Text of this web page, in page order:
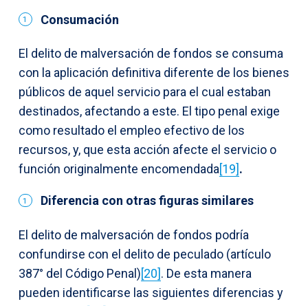
Consumación
El delito de malversación de fondos se consuma
con la aplicación definitiva diferente de los bienes
públicos de aquel servicio para el cual estaban
destinados, afectando a este. El tipo penal exige
como resultado el empleo efectivo de los
recursos, y, que esta acción afecte el servicio o
función originalmente encomendada[19].
Diferencia con otras figuras similares
El delito de malversación de fondos podría
confundirse con el delito de peculado (artículo
387° del Código Penal)[20]. De esta manera
pueden identificarse las siguientes diferencias y